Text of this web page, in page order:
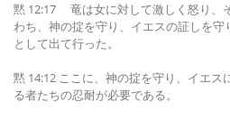
黙 12:17 竜は女に対して激しく怒り、
わち、神の掟を守り、イエスの証しを守
として出て行った。
黙 14:12 ここに、神の掟を守り、イエス
る者たちの忍耐が必要である。